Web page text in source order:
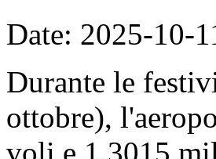
Date: 2025-10-
Durante le
ottobre),
voli e 1,3015